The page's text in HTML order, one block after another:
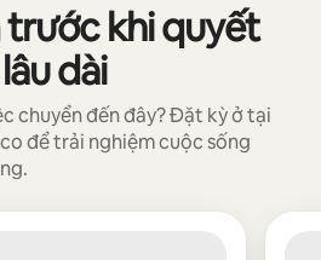
khi quyết
dài
chuyển đến đây? Đặt kỳ ở tại
để trải nghiệm cuộc sống